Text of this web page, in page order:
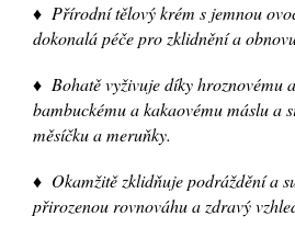
♦ Přírodní tělový krém s jemnou
dokonalá péče pro zklidnění a
♦ Bohatě vyživuje díky hroznovému
bambuckému a kakaovému máslu a
měsíčku a meruňky.
♦ Okamžitě zklidňuje podráždění a
přirozenou rovnováhu a zdravý